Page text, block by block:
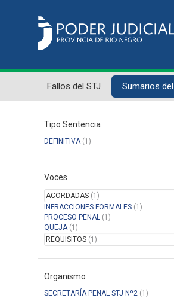
Fallos del STJ Sumarios del
Tipo Sentencia
DEFINITIVA(1)
Voces
ACORDADAS (1)
INFRACCIONES FORMALES (1)
PROCESO PENAL (1)
QUEJA(1)
REQUISITOS (1)
Organismo
SECRETARÍA PENAL STJ Nº2 (1)